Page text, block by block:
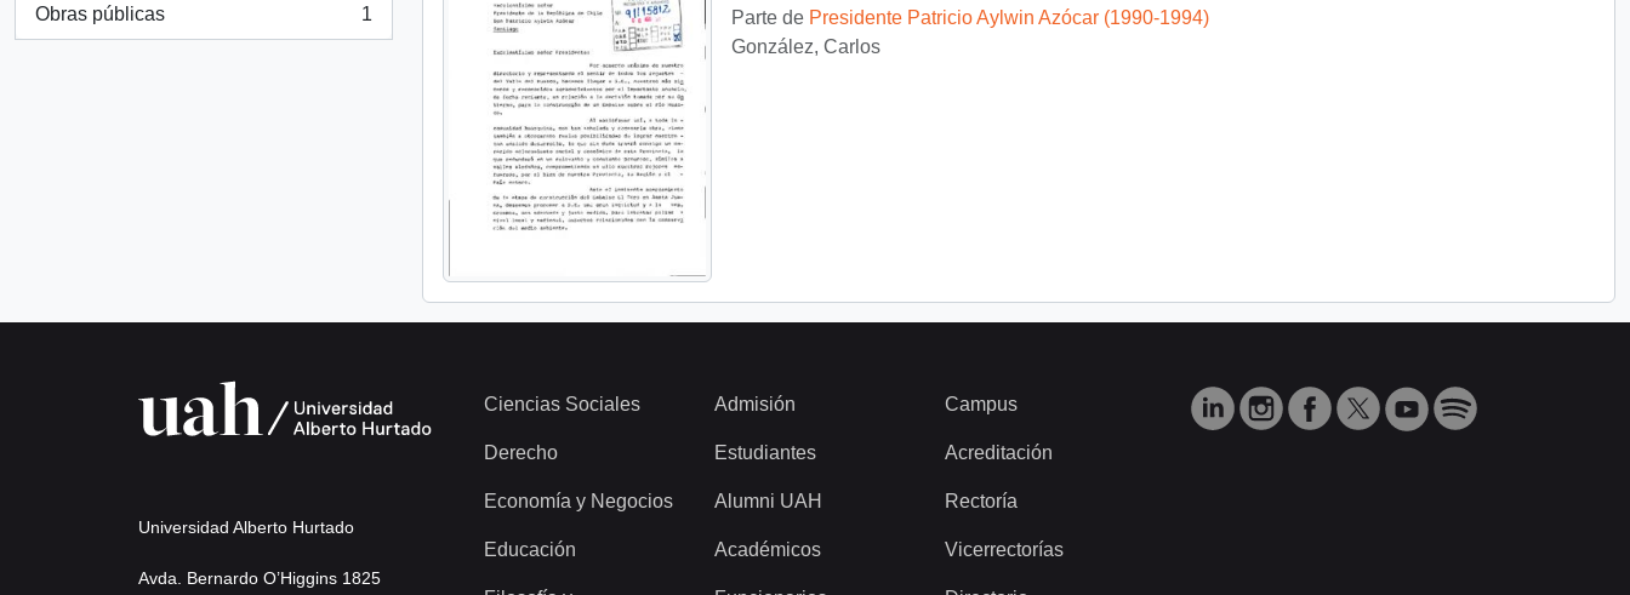
Obras públicas
, 1 resultados
1
Parte de Presidente Patricio Aylwin Azócar (1990-1994)
González, Carlos
Universidad Alberto Hurtado
Avda. Bernardo O’Higgins 1825
Ciencias Sociales
Derecho
Economía y Negocios
Educación
Admisión
Estudiantes
Alumni UAH
Académicos
Campus
Acreditación
Rectoría
Vicerrectorías